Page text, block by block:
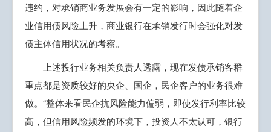
违约，对承销商业务发展会有一定的影响，因此随着企
业信用债风险上升，商业银行在承销发行时会强化对发
债主体信用状况的考察。
上述投行业务相关负责人透露，现在发债承销客群
重点都是资质较好的央企、国企，民企客户的业务很难
做。“整体来看民企抗风险能力偏弱，即使发行利率比较
高，但信用风险频发的环境下，投资人不太认可，银行